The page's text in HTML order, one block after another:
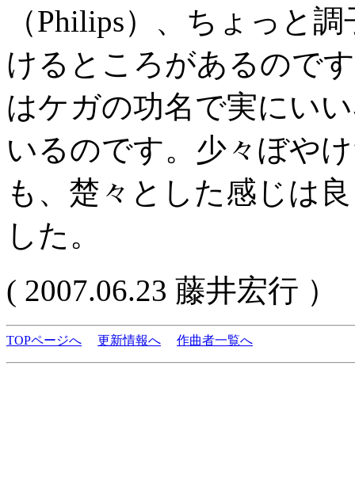
（Philips）、ちょっと
けるところがあるので
はケガの功名で実にい
いるのです。少々ぼや
も、楚々とした感じは
した。
( 2007.06.23 藤井宏行 ）
TOPページへ 更新情報へ 作曲者一覧へ